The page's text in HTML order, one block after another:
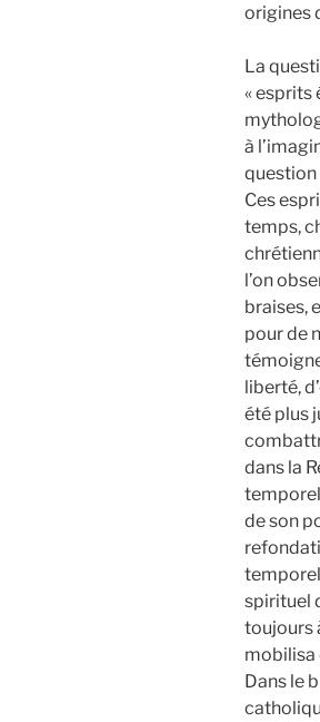
origines
La
« esprits
à
question
Ces
temps,
l’on
braises,
pour de
liberté,
été plus
dans la
de son
spirituel
toujours
mobilisa
Dans le